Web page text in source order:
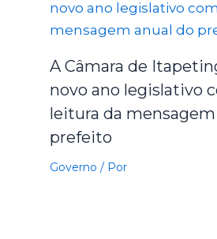
A Câmara de
novo ano legislativo
leitura da
prefeito
Governo / Por